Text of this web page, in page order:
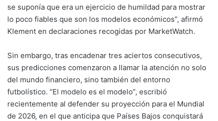
se suponía que era un ejercicio de humildad para mostrar
lo poco fiables que son los modelos económicos”, afirmó
Klement en declaraciones recogidas por MarketWatch.
Sin embargo, tras encadenar tres aciertos consecutivos,
sus predicciones comenzaron a llamar la atención no solo
del mundo financiero, sino también del entorno
futbolístico. “El modelo es el modelo”, escribió
recientemente al defender su proyección para el Mundial
de 2026, en el que anticipa que Países Bajos conquistará